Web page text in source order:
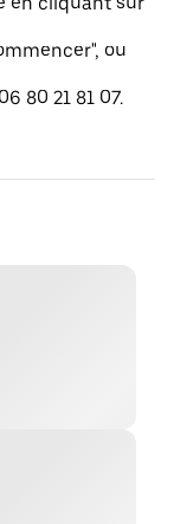
ou
80 21 81 07.